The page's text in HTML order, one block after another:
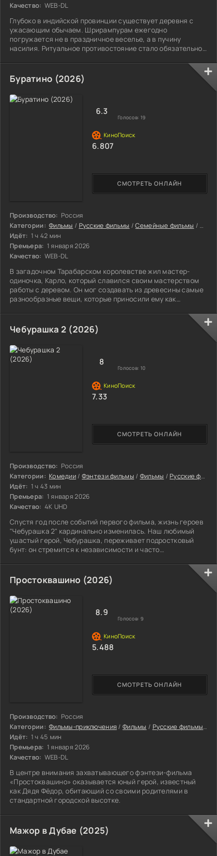
Качество: WEB-DL
Глубоко в индийской провинции существует деревня с
ужасающим обычаем. Шрирампурам ежегодно
погружается не в праздничное веселье, а в пучину
насилия. Ритуальное противостояние стало обязательной
Буратино (2026)
Производство: Россия
Категории: Фильмы / Русские фильмы /Семейные фильмы /
Идёт: 1 ч 42 мин
Премьера: 1 января 2026
Качество: WEB-DL
В загадочном Тарабарском королевстве жил мастер-
одиночка, Карло, который славился своим мастерством
работы с деревом. Он мог создавать из древесины самые
разнообразные вещи, которые приносили ему как
СМОТРЕТЬ ОНЛАЙН
6.3
Голосов: 19
6.807
Чебурашка 2 (2026)
Производство: Россия
Категории: Комедии / Фэнтези фильмы / Фильмы / Русские фильмы
Идёт: 1 ч 43 мин
Премьера: 1 января 2026
Качество: 4K UHD
Спустя год после событий первого фильма, жизнь героев
"Чебурашка 2" кардинально изменилась. Наш любимый
ушастый герой, Чебурашка, переживает подростковый
бунт: он стремится к независимости и часто
СМОТРЕТЬ ОНЛАЙН
8
Голосов: 10
7.33
Простоквашино (2026)
Производство: Россия
Категории: Фильмы-приключения / Фильмы / Русские фильмы/
Идёт: 1 ч 45 мин
Премьера: 1 января 2026
Качество: WEB-DL
В центре внимания захватывающего фэнтези-фильма
«Простоквашино» оказывается юный герой, известный
как Дядя Фёдор, обитающий со своими родителями в
стандартной городской высотке.
СМОТРЕТЬ ОНЛАЙН
8.9
Голосов: 9
5.488
Мажор в Дубае (2025)